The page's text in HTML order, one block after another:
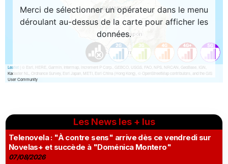
Les News les + lus
Telenovela : "À contre sens" arrive dès ce vendredi sur
Novelas+ et succède à "Doménica Montero"
07/08/2026